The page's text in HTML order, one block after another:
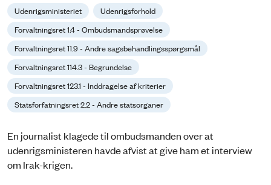
Udenrigsministeriet
Udenrigsforhold
Forvaltningsret 1.4 - Ombudsmandsprøvelse
Forvaltningsret 11.9 - Andre sagsbehandlingsspørgsmål
Forvaltningsret 114.3 - Begrundelse
Forvaltningsret 123.1 - Inddragelse af kriterier
Statsforfatningsret 2.2 - Andre statsorganer
En journalist klagede til ombudsmanden over at
udenrigsministeren havde afvist at give ham et interview
om Irak-krigen.